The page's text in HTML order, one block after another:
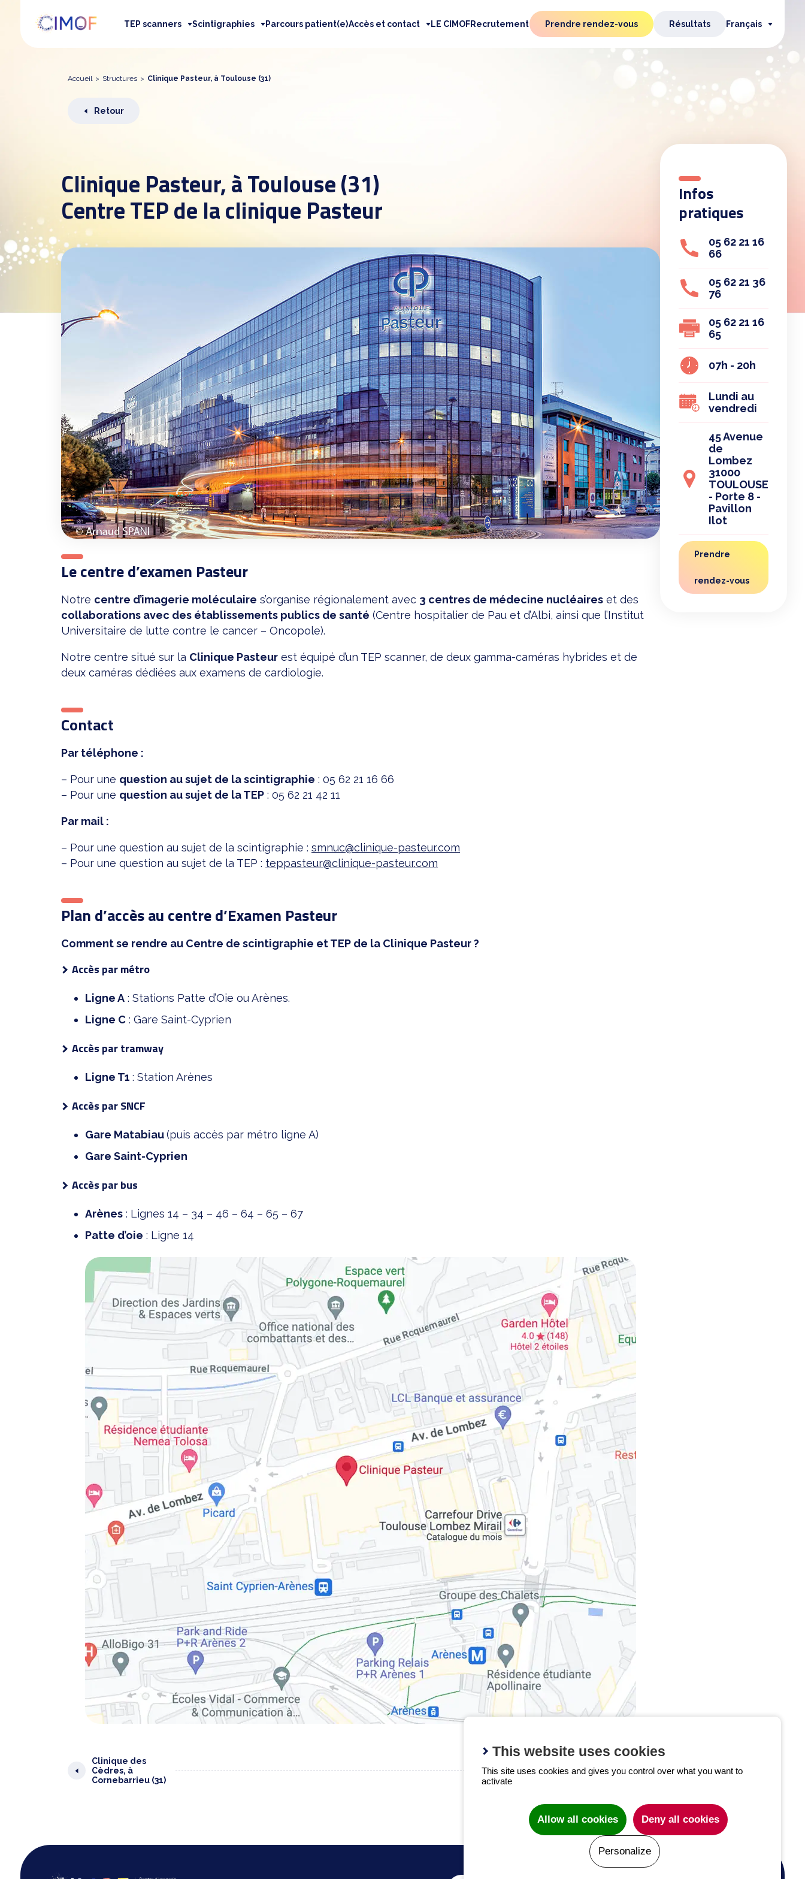
TEP scanners Scintigraphies Parcours patient(e)Accès et contact LE CIMOFRecrutement Prendre rendez-vous Résultats Français
Accueil > Structures > Clinique Pasteur, à Toulouse (31)
Retour
Clinique Pasteur, à Toulouse (31)
Centre TEP de la clinique Pasteur
Le centre d’examen Pasteur
Notre centre d’imagerie moléculaire s’organise régionalement avec 3 centres de médecine nucléaires et des
collaborations avec des établissements publics de santé (Centre hospitalier de Pau et d’Albi, ainsi que l’Institut
Universitaire de lutte contre le cancer – Oncopole).
Notre centre situé sur la Clinique Pasteur est équipé d’un TEP scanner, de deux gamma-caméras hybrides et de
deux caméras dédiées aux examens de cardiologie.
Contact
Par téléphone :
– Pour une question au sujet de la scintigraphie : 05 62 21 16 66
– Pour une question au sujet de la TEP : 05 62 21 42 11
Par mail :
– Pour une question au sujet de la scintigraphie : smnuc@clinique-pasteur.com
– Pour une question au sujet de la TEP : teppasteur@clinique-pasteur.com
Plan d’accès au centre d’Examen Pasteur
Comment se rendre au Centre de scintigraphie et TEP de la Clinique Pasteur ?
Accès par métro
Ligne A : Stations Patte d’Oie ou Arènes.
Ligne C : Gare Saint-Cyprien
Accès par tramway
Ligne T1 : Station Arènes
Accès par SNCF
Gare Matabiau(puis accès par métro ligne A)
Gare Saint-Cyprien
Accès par bus
Arènes : Lignes 14 – 34 – 46 – 64 – 65 – 67
Patte d’oie : Ligne 14
Infos
pratiques
05 62 21 16
66
05 62 21 36
76
05 62 21 16
65
07h - 20h
Lundi au
vendredi
45 Avenue
de
Lombez
31000
TOULOUSE
- Porte 8 -
Pavillon
Ilot
Prendre
rendez-vous
Clinique des
Cèdres, à
Cornebarrieu (31)
This website uses cookies
This site uses cookies and gives you control over what you want to
activate
Allow all cookies Deny all cookies
Personalize